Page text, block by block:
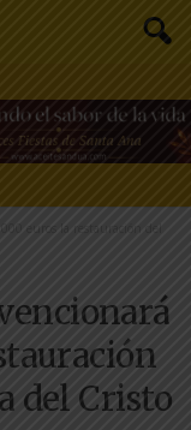
euros la restauración del
del Cristo